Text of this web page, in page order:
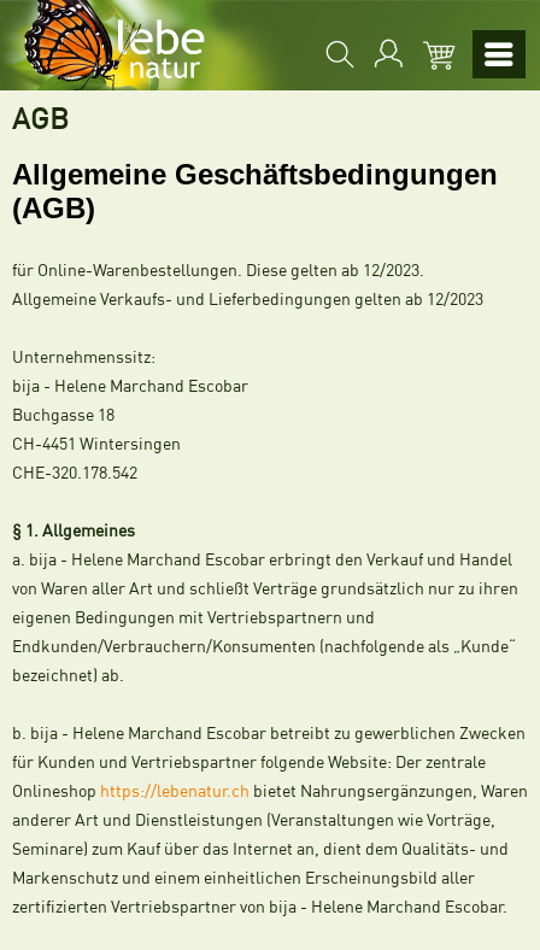
AGB
Allgemeine Geschäftsbedingungen
(AGB)
für Online-Warenbestellungen. Diese gelten ab 12/2023.
Allgemeine Verkaufs- und Lieferbedingungen gelten ab 12/2023
Unternehmenssitz:
bija - Helene Marchand Escobar
Buchgasse 18
CH-4451 Wintersingen
CHE-320.178.542
§ 1. Allgemeines
a. bija - Helene Marchand Escobar erbringt den Verkauf und Handel
von Waren aller Art und schließt Verträge grundsätzlich nur zu ihren
eigenen Bedingungen mit Vertriebspartnern und
Endkunden/Verbrauchern/Konsumenten (nachfolgende als „Kunde“
bezeichnet) ab.
b. bija - Helene Marchand Escobar betreibt zu gewerblichen Zwecken
für Kunden und Vertriebspartner folgende Website: Der zentrale
Onlineshop https://lebenatur.ch bietet Nahrungsergänzungen, Waren
anderer Art und Dienstleistungen (Veranstaltungen wie Vorträge,
Seminare) zum Kauf über das Internet an, dient dem Qualitäts- und
Markenschutz und einem einheitlichen Erscheinungsbild aller
zertifizierten Vertriebspartner von bija - Helene Marchand Escobar.